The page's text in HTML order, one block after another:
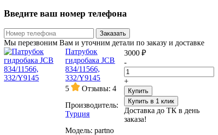
Введите ваш номер телефона
Заказать
Мы перезвоним Вам и уточним детали по заказу и доставке
Патрубок
гидробака JCB
834/11566,
332/Y9145
5
Отзывы: 4
Производитель:
Турция
Модель: partno
3000 ₽
-
+
Купить
Купить в 1 клик
Доставка до ТК в день
заказа!